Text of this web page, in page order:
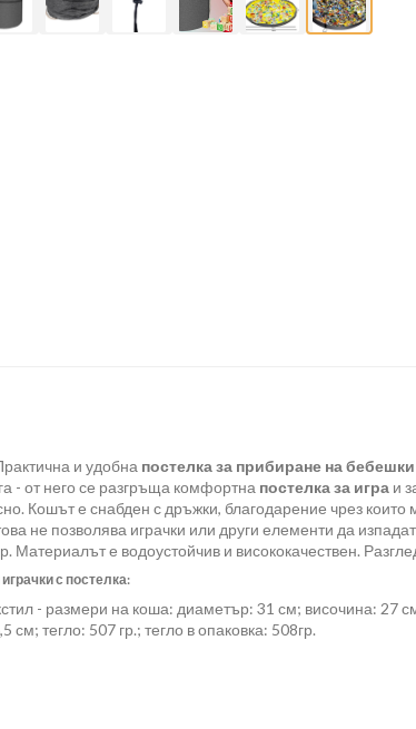
и удобна постелка за прибиране на
- от него се разгръща комфортна постелка за игра и
Кошът е снабден с дръжки, благодарение чрез
не позволява играчки или други елементи да
Материалът е водоустойчив и висококачествен.
с постелка:
- размери на коша: диаметър: 31 см; височина:
тегло: 507 гр.; тегло в опаковка: 508гр.